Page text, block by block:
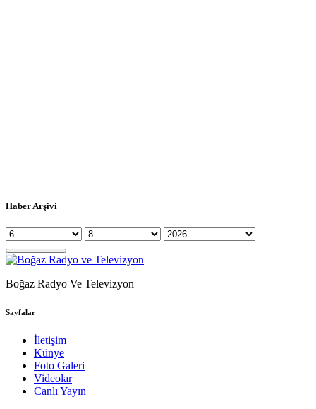
Haber Arşivi
Boğaz Radyo Ve Televizyon
Sayfalar
İletişim
Künye
Foto Galeri
Videolar
Canlı Yayın